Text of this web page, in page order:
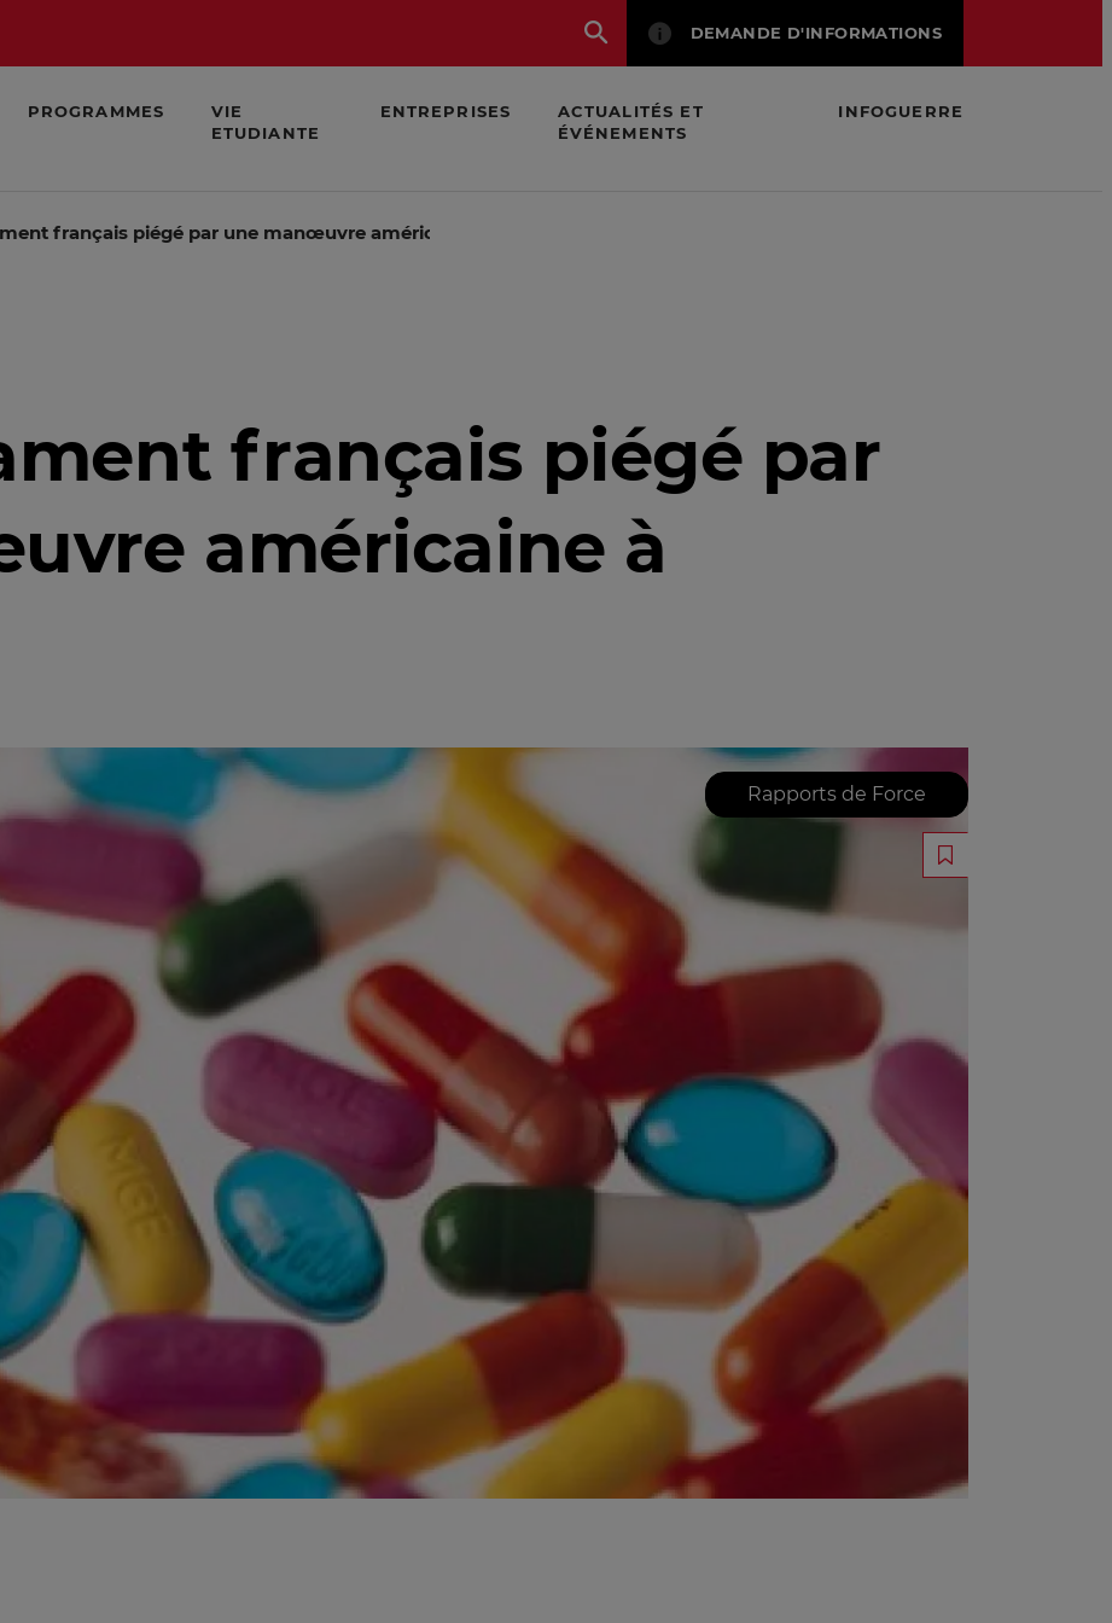
DEMANDE D'INFORMATIONS
PROGRAMMES
VIE
ETUDIANTE
ENTREPRISES
ACTUALITÉS ET
ÉVÉNEMENTS
INFOGUERRE
français piégé par une manœuvre américaine à Bruxelles
français piégé par
américaine à
Rapports de Force